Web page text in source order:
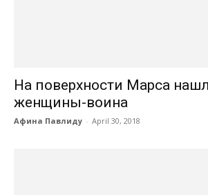
На поверхности Марса
женщины-воина
Афина Павлиду - April 30, 2018